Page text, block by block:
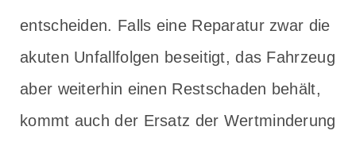
entscheiden. Falls eine Reparatur zwar die
akuten Unfallfolgen beseitigt, das Fahrzeug
aber weiterhin einen Restschaden behält,
kommt auch der Ersatz der Wertminderung